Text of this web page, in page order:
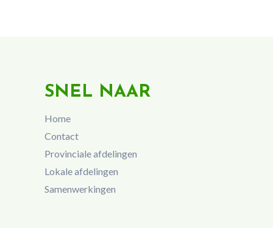
SNEL NAAR
Home
Contact
Provinciale afdelingen
Lokale afdelingen
Samenwerkingen